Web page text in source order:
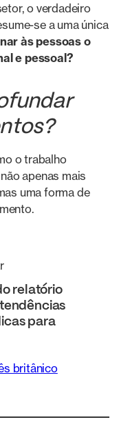
o verdadeiro
se a uma única
às pessoas o
e pessoal?
o trabalho
apenas mais
uma forma de
relatório
para
britânico